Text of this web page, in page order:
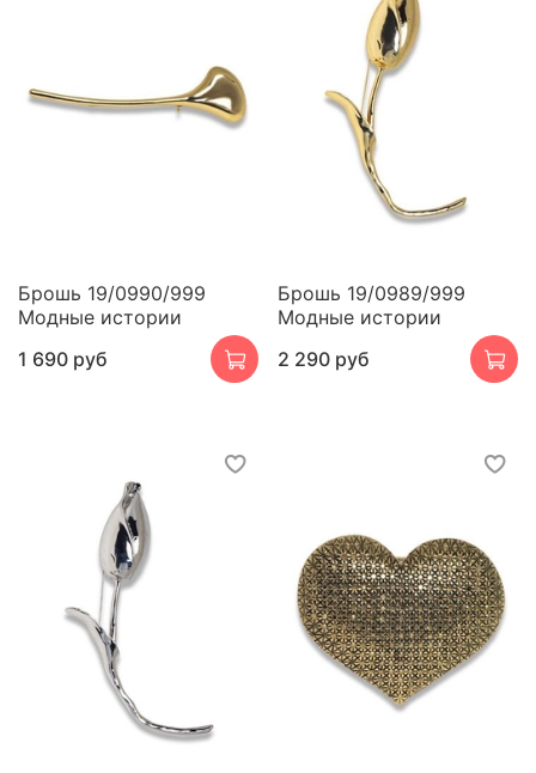
Брошь 19/0990/999
Модные истории
1 690 руб
Брошь 19/0989/999
Модные истории
2 290 руб